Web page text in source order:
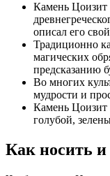
Камень Цоизит
описал его
Традиционно
магических
предсказанию
Во многих
мудрости и
Камень Цоизит
голубой,
Как носить